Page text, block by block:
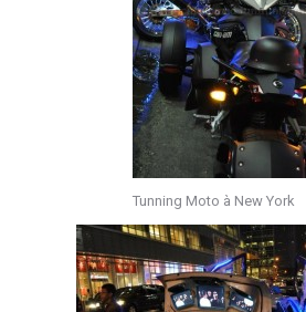
Tunning Moto à New York